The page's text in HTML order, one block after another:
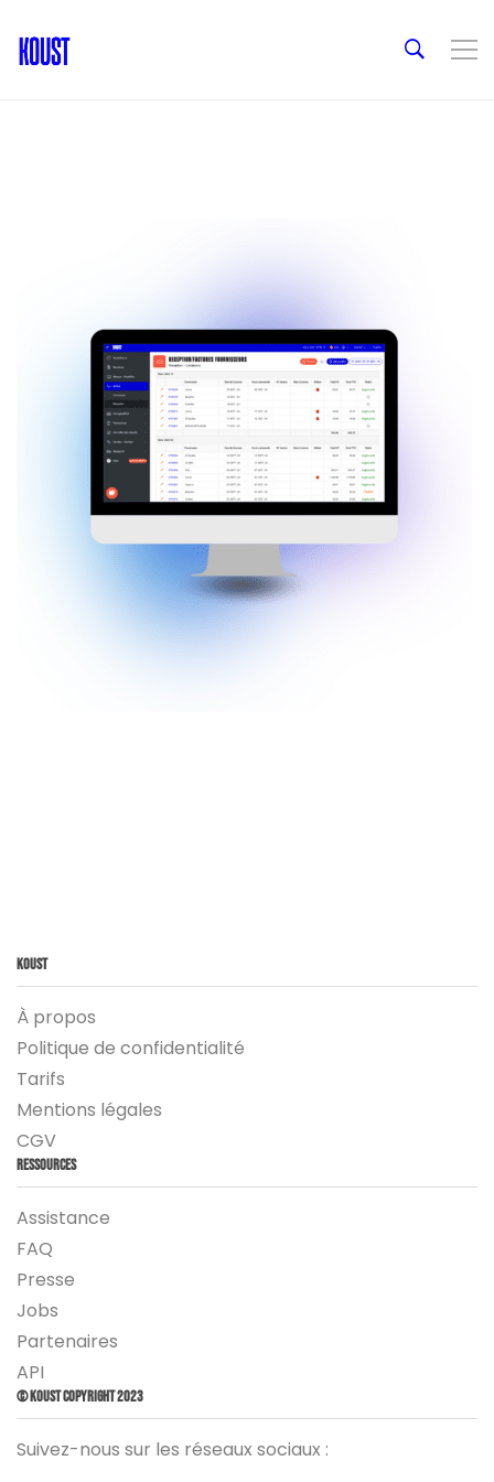
Koust
À propos
Politique de confidentialité
Tarifs
Mentions légales
CGV
Ressources
Assistance
FAQ
Presse
Jobs
Partenaires
API
© Koust Copyright 2023
Suivez-nous sur les réseaux sociaux :